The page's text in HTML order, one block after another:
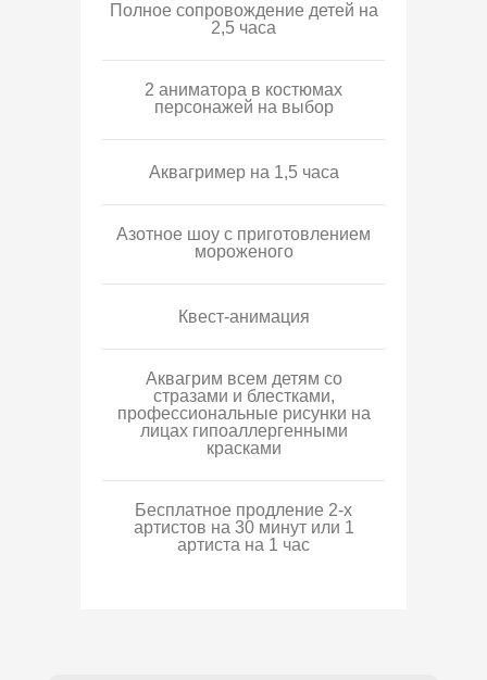
Полное сопровождение детей на
2,5 часа
2 аниматора в костюмах
персонажей на выбор
Аквагример на 1,5 часа
Азотное шоу с приготовлением
мороженого
Квест-анимация
Аквагрим всем детям со
стразами и блестками,
профессиональные рисунки на
лицах гипоаллергенными
красками
Бесплатное продление 2-х
артистов на 30 минут или 1
артиста на 1 час